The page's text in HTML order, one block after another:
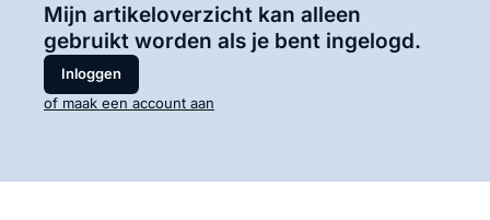
Mijn artikeloverzicht kan alleen
gebruikt worden als je bent ingelogd.
Inloggen
of maak een account aan